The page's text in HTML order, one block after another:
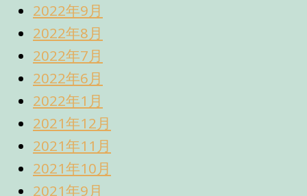
2022年9月
2022年8月
2022年7月
2022年6月
2022年1月
2021年12月
2021年11月
2021年10月
2021年9月